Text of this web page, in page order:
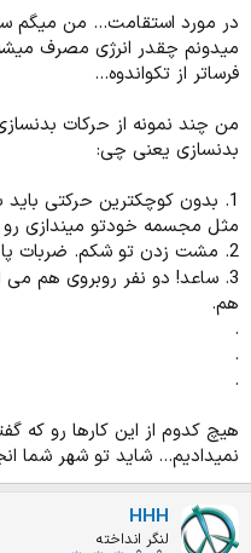
در مورد استقامت... من میگم
میدونم چقدر انرژی مصرف
فرساتر از تکواندوه...
من چند نمونه از حرکات
بدنسازی یعنی چی:
1. بدون کوچکترین حرکتی
مثل مجسمه خودتو میندازی رو
2. مشت زدن تو شکم. ضربات پا تو شکم (بدون هوگو البته!
3. ساعد! دو نفر روبروی هم
هم.
.
.
.
هیچ کدوم از این کارها رو که
نمیدادیم... شاید تو شهر
HHH
لنگر انداخته